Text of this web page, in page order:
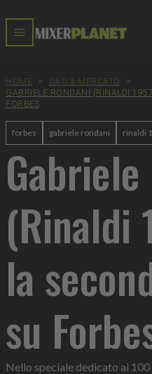
HOME > DATI & MERCATO
>
GABRIELE RONDANI (RINALDI
FORBES
forbes gabriele rondani rinaldi
(Rinaldi
la
su
Nello speciale dedicato ai